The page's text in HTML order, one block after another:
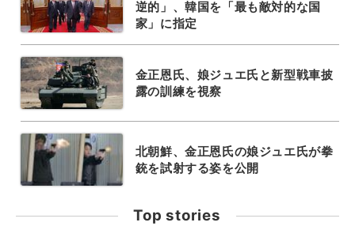
逆的」、韓国を「最も敵対的な国
家」に指定
金正恩氏、娘ジュエ氏と新型戦車披
露の訓練を視察
北朝鮮、金正恩氏の娘ジュエ氏が拳
銃を試射する姿を公開
Top stories